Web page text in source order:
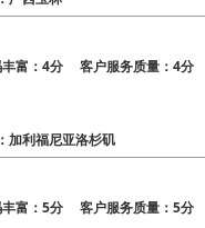
富：4分 客户服务质量：4分
利福尼亚洛杉矶
富：5分 客户服务质量：5分